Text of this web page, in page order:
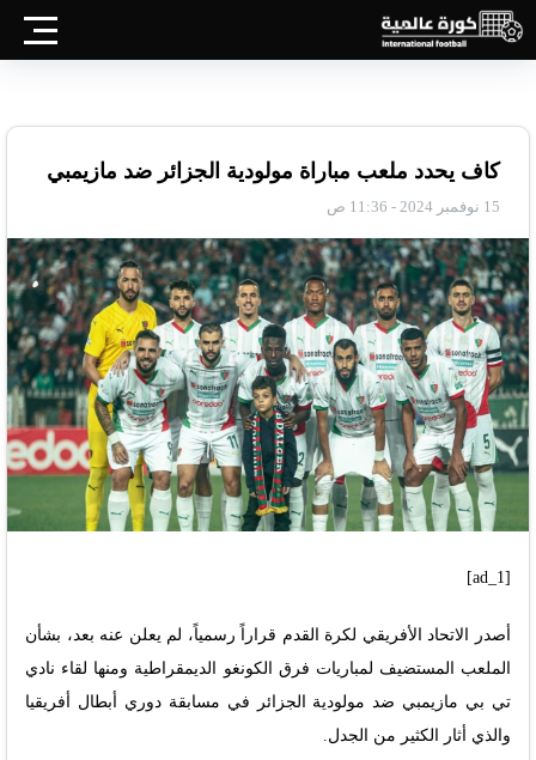
كاف يحدد ملعب مباراة مولودية الجزائر ضد مازيمبي
15 نوفمبر 2024 - 11:36 ص
[ad_1]
أصدر الاتحاد الأفريقي لكرة القدم قراراً رسمياً، لم يعلن عنه بعد، بشأن
الملعب المستضيف لمباريات فرق الكونغو الديمقراطية ومنها لقاء نادي
تي بي مازيمبي ضد مولودية الجزائر في مسابقة دوري أبطال أفريقيا
والذي أثار الكثير من الجدل.